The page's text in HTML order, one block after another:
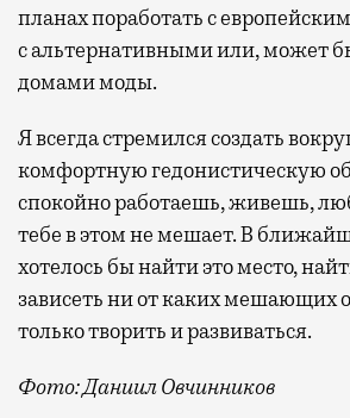
планах поработать с
с альтернативными или, может
домами моды.
Я всегда стремился создать
комфортную гедонистическую
спокойно работаешь, живешь,
тебе в этом не мешает. В
хотелось бы найти это место,
зависеть ни от каких мешающих
только творить и развиваться.
Фото: Даниил Овчинников